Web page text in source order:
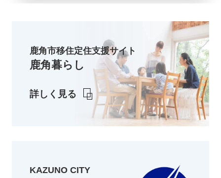
鹿角市移住定住支援サイト
鹿角暮らし
詳しく見る
KAZUNO CITY